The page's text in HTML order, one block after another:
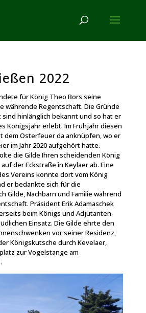
2022
für König Theo Bors seine
währende Regentschaft. Die Gründe
hinlänglich bekannt und so hat er
Königsjahr erlebt. Im Frühjahr diesen
dem Osterfeuer da anknüpfen, wo er
im Jahr 2020 aufgehört hatte.
die Gilde Ihren scheidenden König
der Eckstraße in Keylaer ab. Eine
Vereins konnte dort vom König
er bedankte sich für die
Gilde, Nachbarn und Familie während
Präsident Erik Adamaschek
beim Königs und Adjutanten-
Einsatz. Die Gilde ehrte den
vor seiner Residenz,
Königskutsche durch Kevelaer,
zur Vogelstange am